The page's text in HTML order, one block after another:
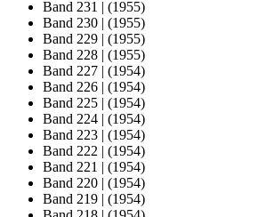
Band 231 | (1955)
Band 230 | (1955)
Band 229 | (1955)
Band 228 | (1955)
Band 227 | (1954)
Band 226 | (1954)
Band 225 | (1954)
Band 224 | (1954)
Band 223 | (1954)
Band 222 | (1954)
Band 221 | (1954)
Band 220 | (1954)
Band 219 | (1954)